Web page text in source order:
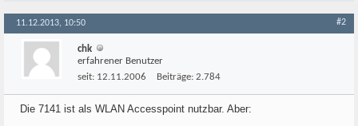
11.12.2013, 10:50 #2
chk
erfahrener Benutzer
seit: 12.11.2006 Beiträge: 2.784
Die 7141 ist als WLAN Accesspoint nutzbar. Aber: